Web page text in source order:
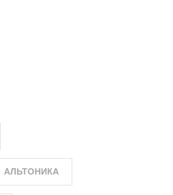
АЛЬТОНИКА